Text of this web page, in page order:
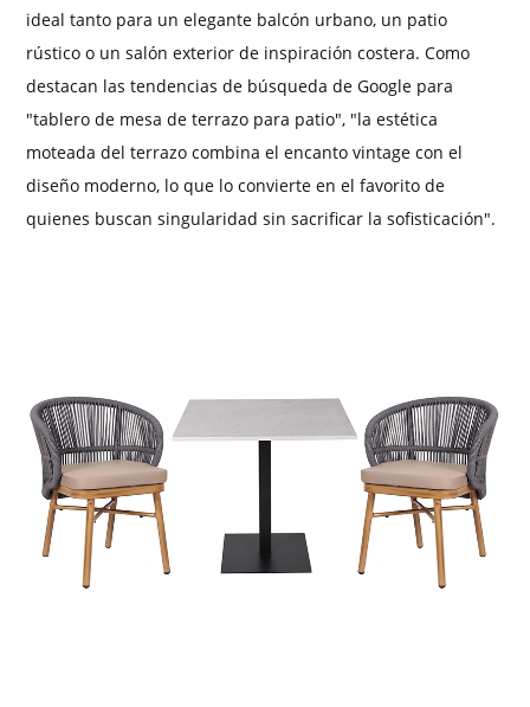
ideal tanto para un elegante balcón urbano, un patio
rústico o un salón exterior de inspiración costera. Como
destacan las tendencias de búsqueda de Google para
"tablero de mesa de terrazo para patio", "la estética
moteada del terrazo combina el encanto vintage con el
diseño moderno, lo que lo convierte en el favorito de
quienes buscan singularidad sin sacrificar la sofisticación".